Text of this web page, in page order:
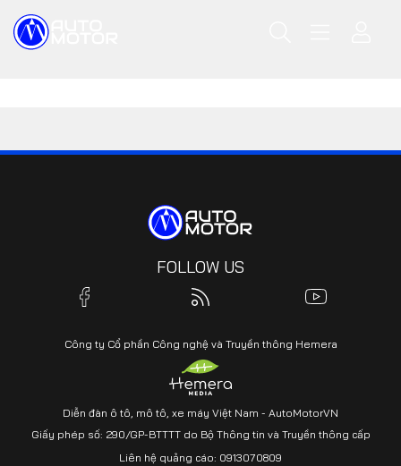
FOLLOW US
Công ty Cổ phần Công nghệ và Truyền thông Hemera
Diễn đàn ô tô, mô tô, xe máy Việt Nam - AutoMotorVN
Giấy phép số: 290/GP-BTTTT do Bộ Thông tin và Truyền thông cấp
Liên hệ quảng cáo: 0913070809